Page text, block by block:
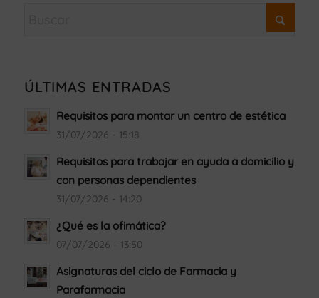
ÚLTIMAS ENTRADAS
Requisitos para montar un centro de estética
31/07/2026 - 15:18
Requisitos para trabajar en ayuda a domicilio y
con personas dependientes
31/07/2026 - 14:20
¿Qué es la ofimática?
07/07/2026 - 13:50
Asignaturas del ciclo de Farmacia y
Parafarmacia